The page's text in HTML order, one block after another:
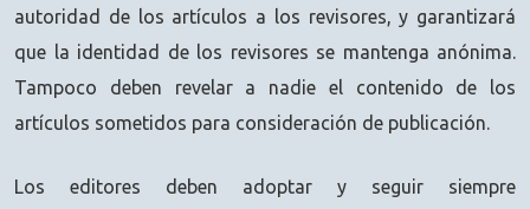
autoridad de los artículos a los revisores, y garantizará
que la identidad de los revisores se mantenga anónima.
Tampoco deben revelar a nadie el contenido de los
artículos sometidos para consideración de publicación.
Los editores deben adoptar y seguir siempre